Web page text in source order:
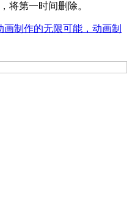
将第一时间删除。
画制作的无限可能，动画制